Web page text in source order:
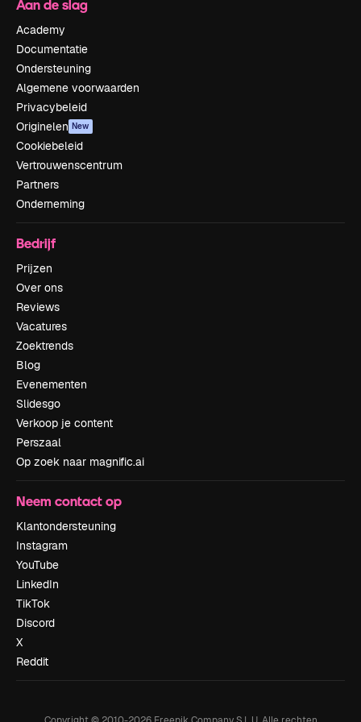
Aan de slag
Academy
Documentatie
Ondersteuning
Algemene voorwaarden
Privacybeleid
Originelen New
Cookiebeleid
Vertrouwenscentrum
Partners
Onderneming
Bedrijf
Prijzen
Over ons
Reviews
Vacatures
Zoektrends
Blog
Evenementen
Slidesgo
Verkoop je content
Perszaal
Op zoek naar magnific.ai
Neem contact op
Klantondersteuning
Instagram
YouTube
LinkedIn
TikTok
Discord
X
Reddit